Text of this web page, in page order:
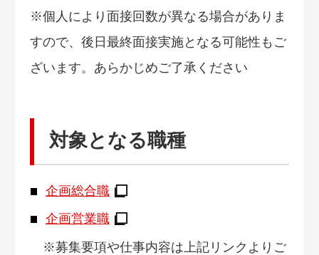
※個人により面接回数が異なる場合がありま
すので、後日最終面接実施となる可能性もご
ざいます。あらかじめご了承ください
対象となる職種
企画総合職
企画営業職
※募集要項や仕事内容は上記リンクよりご